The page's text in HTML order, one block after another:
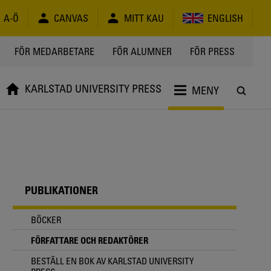
A-Ö CANVAS MITT KAU ENGLISH
FÖR MEDARBETARE FÖR ALUMNER FÖR PRESS
KARLSTAD UNIVERSITY PRESS MENY
PUBLIKATIONER
BÖCKER
FÖRFATTARE OCH REDAKTÖRER
BESTÄLL EN BOK AV KARLSTAD UNIVERSITY